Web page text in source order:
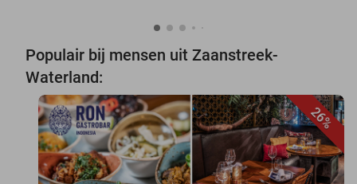
Populair bij mensen uit Zaanstreek-
Waterland:
26%